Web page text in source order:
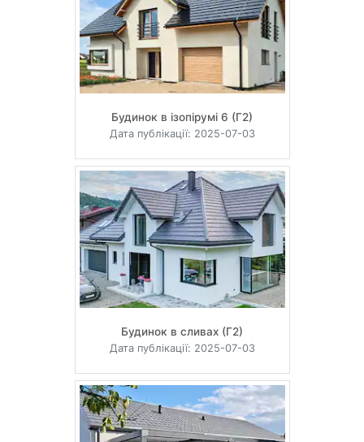
Будинок в ізопірумі 6 (Г2)
Дата публікації: 2025-07-03
Будинок в сливах (Г2)
Дата публікації: 2025-07-03